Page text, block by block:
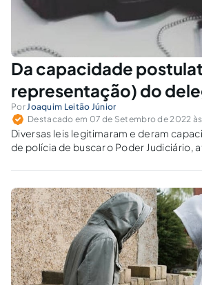
Da capacidade
representação) do
PorJoaquim Leitão Júnior
Destacado em 07 de Setembro de 2022 às
Diversas leis legitimaram e deram
de polícia de buscar o Poder Judiciário,